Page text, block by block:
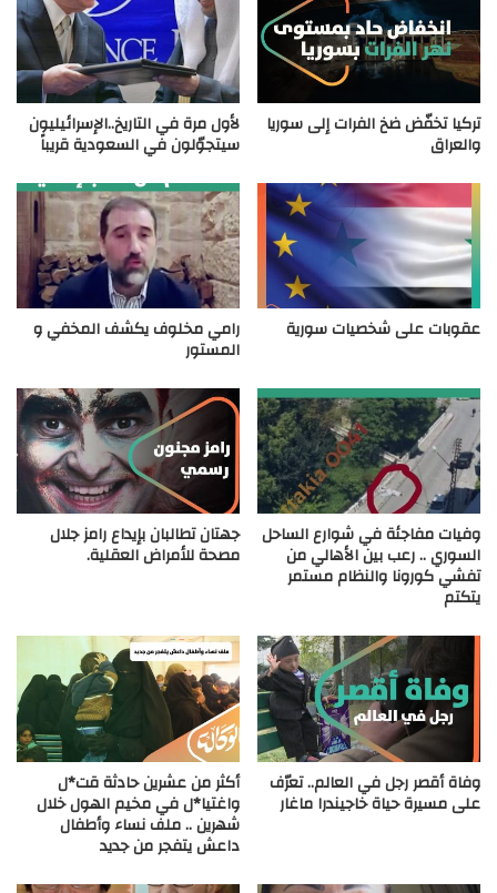
تركيا تخفّض ضخ الفرات إلى سوريا
والعراق
لأول مرة في التاريخ..الإسرائيليون
سيتجوّلون في السعودية قريباً
عقوبات على شخصيات سورية رامي مخلوف يكشف المخفي و
المستور
وفيات مفاجئة في شوارع الساحل
السوري .. رعب بين الأهالي من
تفشي كورونا والنظام مستمر
يتكتم
جهتان تطالبان بإيداع رامز جلال
مصحة للأمراض العقلية.
وفاة أقصر رجل في العالم.. تعرّف
على مسيرة حياة خاجيندرا ماغار
أكثر من عشرين حادثة قت*ل
واغتيا*ل في مخيم الهول خلال
شهرين .. ملف نساء وأطفال
داعش يتفجر من جديد